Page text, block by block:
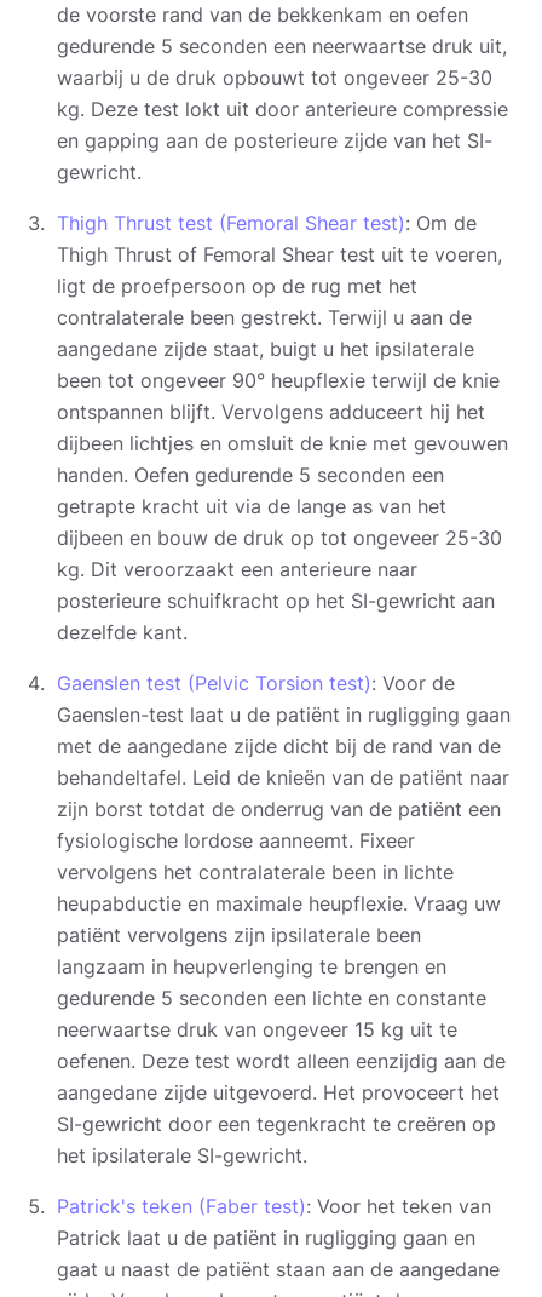
de voorste rand van de bekkenkam en oefen
gedurende 5 seconden een neerwaartse druk uit,
waarbij u de druk opbouwt tot ongeveer 25-30
kg. Deze test lokt uit door anterieure compressie
en gapping aan de posterieure zijde van het SI-
gewricht.
Thigh Thrust test (Femoral Shear test): Om de
Thigh Thrust of Femoral Shear test uit te voeren,
ligt de proefpersoon op de rug met het
contralaterale been gestrekt. Terwijl u aan de
aangedane zijde staat, buigt u het ipsilaterale
been tot ongeveer 90° heupflexie terwijl de knie
ontspannen blijft. Vervolgens adduceert hij het
dijbeen lichtjes en omsluit de knie met gevouwen
handen. Oefen gedurende 5 seconden een
getrapte kracht uit via de lange as van het
dijbeen en bouw de druk op tot ongeveer 25-30
kg. Dit veroorzaakt een anterieure naar
posterieure schuifkracht op het SI-gewricht aan
dezelfde kant.
Gaenslen test (Pelvic Torsion test): Voor de
Gaenslen-test laat u de patiënt in rugligging gaan
met de aangedane zijde dicht bij de rand van de
behandeltafel. Leid de knieën van de patiënt naar
zijn borst totdat de onderrug van de patiënt een
fysiologische lordose aanneemt. Fixeer
vervolgens het contralaterale been in lichte
heupabductie en maximale heupflexie. Vraag uw
patiënt vervolgens zijn ipsilaterale been
langzaam in heupverlenging te brengen en
gedurende 5 seconden een lichte en constante
neerwaartse druk van ongeveer 15 kg uit te
oefenen. Deze test wordt alleen eenzijdig aan de
aangedane zijde uitgevoerd. Het provoceert het
SI-gewricht door een tegenkracht te creëren op
het ipsilaterale SI-gewricht.
Patrick's teken (Faber test): Voor het teken van
Patrick laat u de patiënt in rugligging gaan en
gaat u naast de patiënt staan aan de aangedane